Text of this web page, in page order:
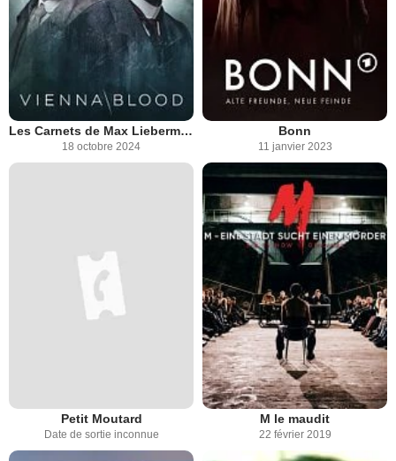
Les Carnets de Max Liebermann
18 octobre 2024
Bonn
11 janvier 2023
Petit Moutard
Date de sortie inconnue
M le maudit
22 février 2019